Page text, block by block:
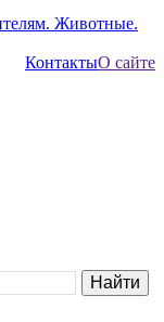
КонтактыО сайте